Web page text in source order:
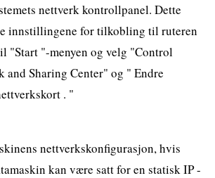
nettverk kontrollpanel. Dette
innstillingene for tilkobling til ruteren
"Start "-menyen og velg "Control
and Sharing Center" og " Endre
. "
nettverkskonfigurasjon, hvis
kan være satt for en statisk IP -